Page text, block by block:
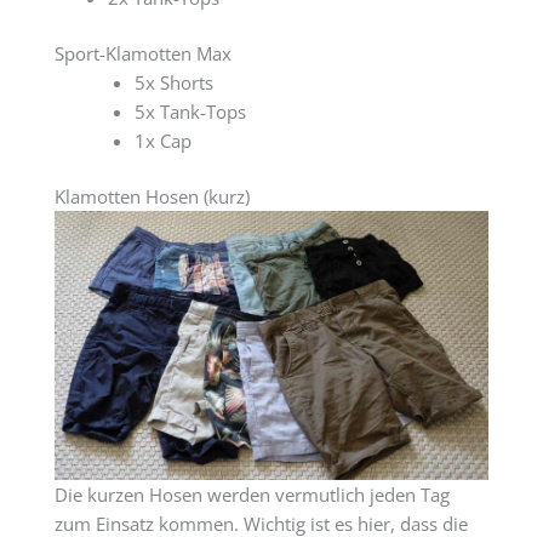
Sport-Klamotten Max
5x Shorts
5x Tank-Tops
1x Cap
Klamotten Hosen (kurz)
Die kurzen Hosen werden vermutlich jeden Tag
zum Einsatz kommen. Wichtig ist es hier, dass die